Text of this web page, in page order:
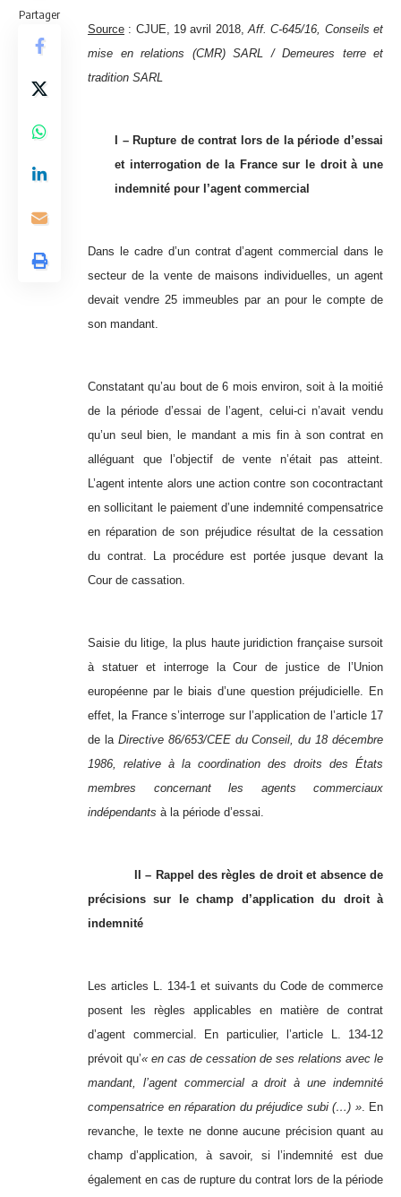
Partager
Source : CJUE, 19 avril 2018,Aff. C-645/16, Conseils et
mise en relations (CMR) SARL / Demeures terre et
tradition SARL
I – Rupture de contrat lors de la période d’essai
et interrogation de la France sur le droit à une
indemnité pour l’agent commercial
Dans le cadre d’un contrat d’agent commercial dans le
secteur de la vente de maisons individuelles, un agent
devait vendre 25 immeubles par an pour le compte de
son mandant.
Constatant qu’au bout de 6 mois environ, soit à la moitié
de la période d’essai de l’agent, celui-ci n’avait vendu
qu’un seul bien, le mandant a mis fin à son contrat en
alléguant que l’objectif de vente n’était pas atteint.
L’agent intente alors une action contre son cocontractant
en sollicitant le paiement d’une indemnité compensatrice
en réparation de son préjudice résultat de la cessation
du contrat. La procédure est portée jusque devant la
Cour de cassation.
Saisie du litige, la plus haute juridiction française sursoit
à statuer et interroge la Cour de justice de l’Union
européenne par le biais d’une question préjudicielle. En
effet, la France s’interroge sur l’application de l’article 17
de la Directive 86/653/CEE du Conseil, du 18 décembre
1986, relative à la coordination des droits des États
membres concernant les agents commerciaux
indépendants à la période d’essai.
II – Rappel des règles de droit et absence de
précisions sur le champ d’application du droit à
indemnité
Les articles L. 134-1 et suivants du Code de commerce
posent les règles applicables en matière de contrat
d’agent commercial. En particulier, l’article L. 134-12
prévoit qu’« en cas de cessation de ses relations avec le
mandant, l’agent commercial a droit à une indemnité
compensatrice en réparation du préjudice subi (…) ». En
revanche, le texte ne donne aucune précision quant au
champ d’application, à savoir, si l’indemnité est due
également en cas de rupture du contrat lors de la période